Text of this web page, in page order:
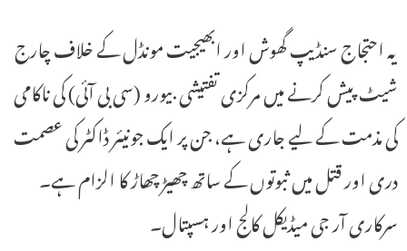
یہ احتجاج سنڈیپ گھوش اور ابھیجیت مونڈل کے خلاف چارج
شیٹ پیش کرنے میں مرکزی تفتیشی بیورو (سی بی آئی) کی ناکامی
کی مذمت کے لیے جاری ہے، جن پر ایک جونیئر ڈاکٹر کی عصمت
دری اور قتل میں ثبوتوں کے ساتھ چھیڑ چھاڑ کا الزام ہے۔
سرکاری آر جی میڈیکل کالج اور ہسپتال۔